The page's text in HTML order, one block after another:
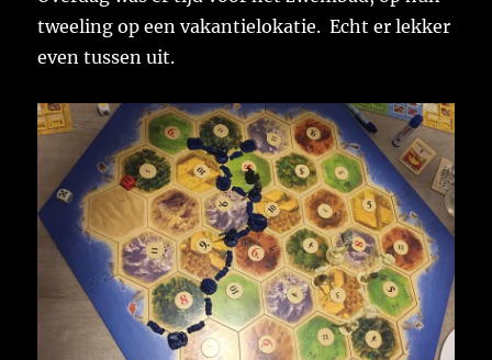
tweeling op een vakantielokatie. Echt er lekker
even tussen uit.